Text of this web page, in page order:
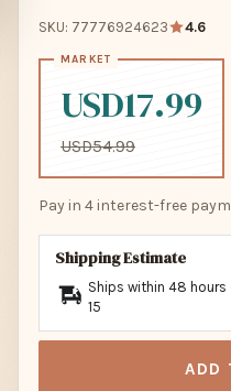
SKU: 77776924623 4.6
USD17.99
USD54.99
Pay in 4 interest-free
Shipping Estimate
Ships within 48 hours
15
ADD